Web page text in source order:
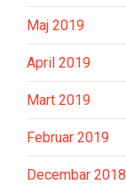
Maj 2019
April 2019
Mart 2019
Februar 2019
Decembar 2018